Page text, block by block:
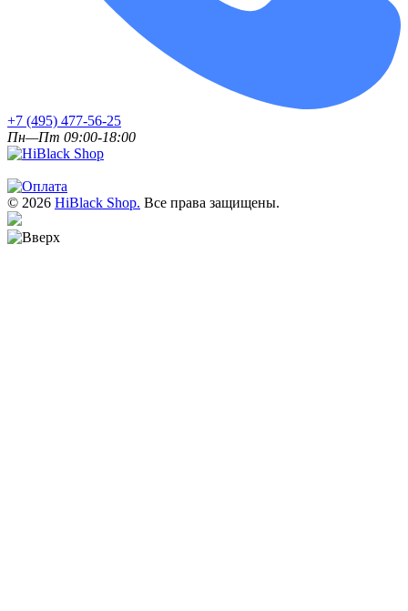
+7 (495) 477-56-25
Пн—Пт 09:00-18:00
© 2026 HiBlack Shop. Все права защищены.